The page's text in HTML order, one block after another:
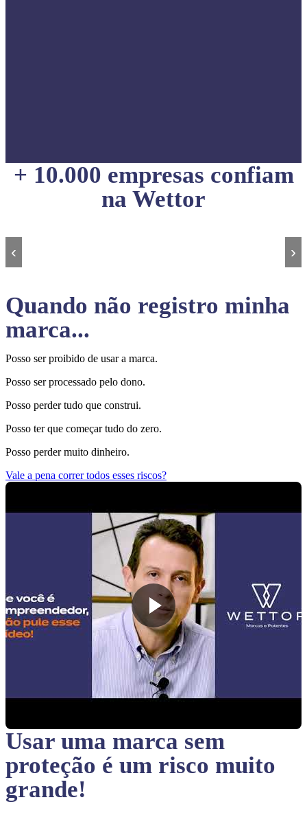
+ 10.000 empresas confiam
na Wettor
‹ ›
Quando não registro minha
marca...
Posso ser proibido de usar a marca.
Posso ser processado pelo dono.
Posso perder tudo que construi.
Posso ter que começar tudo do zero.
Posso perder muito dinheiro.
Vale a pena correr todos esses riscos?
Usar uma marca sem
proteção é um risco muito
grande!